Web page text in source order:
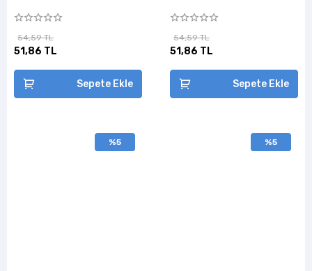
54,59 TL
51,86 TL
Sepete Ekle
54,59 TL
51,86 TL
Sepete Ekle
%5 %5